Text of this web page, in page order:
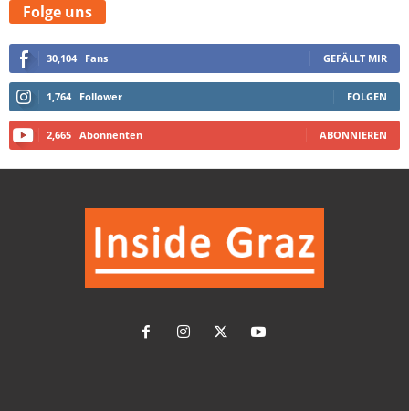
Folge uns
30,104 Fans GEFÄLLT MIR
1,764 Follower FOLGEN
2,665 Abonnenten ABONNIEREN